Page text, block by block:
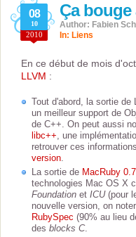
Ça
08
10
2010
Author: Fabien
In: Liens
En ce début de mois
LLVM :
Tout d'abord, la sortie de
un meilleur support de
de C++. On peut aussi
libc++, une
retrouver ces
version.
La sortie de MacRuby 0.7
technologies Mac OS X
Foundation et ICU(pour
nouvelle version, on
RubySpec (90% au lieu
des blocks C.